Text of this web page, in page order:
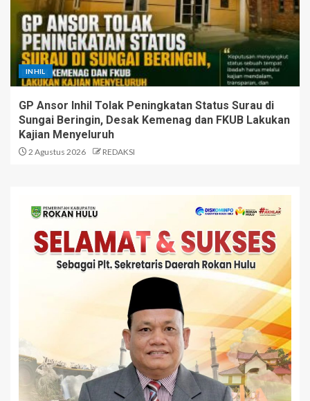
INHIL
GP Ansor Inhil Tolak Peningkatan Status Surau di
Sungai Beringin, Desak Kemenag dan FKUB Lakukan
Kajian Menyeluruh
2 Agustus 2026 REDAKSI